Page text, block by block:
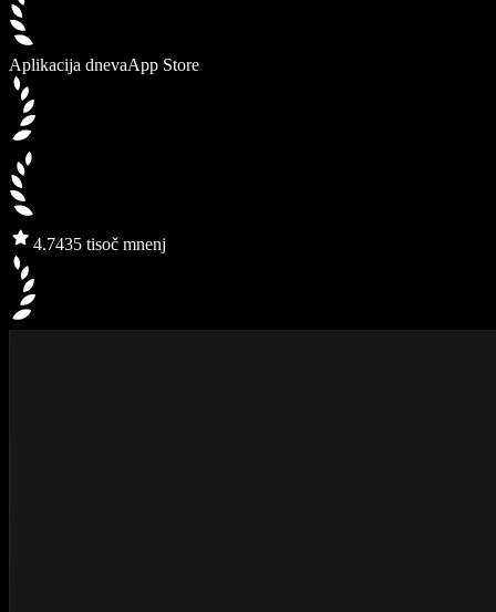
Aplikacija dnevaApp Store
4.7435 tisoč mnenj